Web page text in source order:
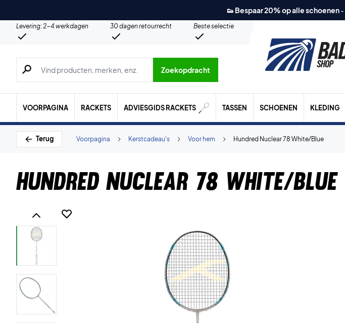
👟 Bespaar 20% op alle schoenen-
Levering: 2-4 werkdagen 30 dagen retourrecht
Beste selectie
Zoeken naar producten, merken etc.
Zoekopdracht
VOORPAGINA RACKETS ADVIESGIDS RACKETS TASSEN SCHOENEN KLEDING
Terug Hundred Nuclear 78 White/Blue
Voor hem
Kerstcadeau's
Voorpagina
Hundred Nuclear 78 White/Blue